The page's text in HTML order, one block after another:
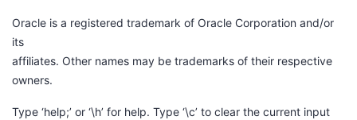
Oracle is a registered trademark of Oracle Corporation and/or
its
affiliates. Other names may be trademarks of their respective
owners.
Type ‘help;’ or ‘\h’ for help. Type ‘\c’ to clear the current input